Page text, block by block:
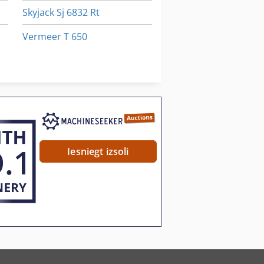
Skyjack Sj 6832 Rt
Vermeer T 650
Iesniegt izsoli